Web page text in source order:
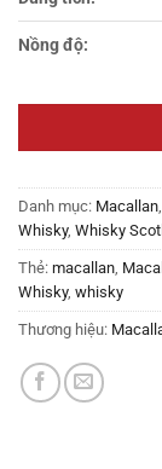
Nồng độ:
Danh mục: Macallan
Whisky, Whisky
Thẻ: macallan
Whisky, whisky
Thương hiệu: